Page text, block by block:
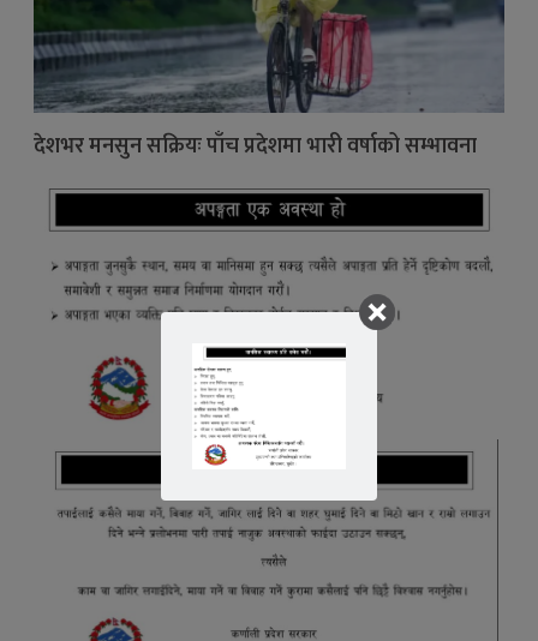
देशभर मनसुन सक्रियः पाँच प्रदेशमा भारी वर्षाको सम्भावना